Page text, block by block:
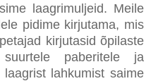
laagrimuljeid. Meile
pidime kirjutama, mis
kirjutasid õpilaste
suurtele paberitele ja
lahkumist saime